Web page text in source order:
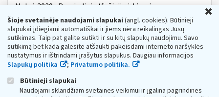
Metai: 2020 Pagrindinis: Viešieji pirkimai
SAP Business Objects licencijų palaikymo
viešasis pirkimas
Web turinio sąrašas 2020-10-26
INFORMACIJA APIE PRADEDAMUS PIRKIMUS Prekių
pirkimai I. PERKANČIOJI ORGANIZACIJA, ADRESAS
organizacijos pavadinimas...
Metai:2020 Pagrindinis:Viešieji pirkimai
Šioje svetainėje naudojami slapukai(angl. cookies). Būtinieji
slapukai įdiegiami automatiškai ir jiems nėra reikalingas Jūsų
sutikimas. Taip pat galite sutikti ir su kitų slapukų naudojimu. Savo
sutikimą bet kada galėsite atšaukti pakeisdami interneto naršyklės
nustatymus ir ištrindami įrašytus slapukus. Daugiau informacijos
Slapukų politika
; Privatumo politika.
Būtinieji slapukai
Naudojami sklandžiam svetainės veikimui ir įgalina pagrindines